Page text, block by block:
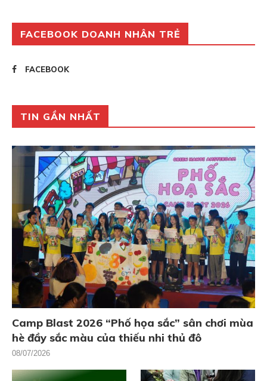
FACEBOOK DOANH NHÂN TRẺ
FACEBOOK
TIN GẦN NHẤT
Camp Blast 2026 “Phố họa sắc” sân chơi mùa
hè đầy sắc màu của thiếu nhi thủ đô
08/07/2026